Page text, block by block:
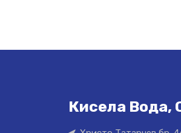
Кисела Вода,